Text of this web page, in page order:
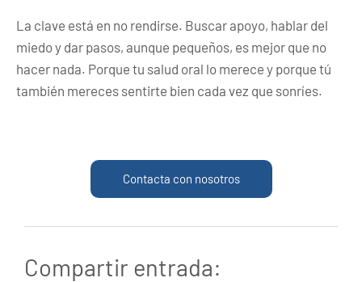
La clave está en no rendirse. Buscar apoyo, hablar del
miedo y dar pasos, aunque pequeños, es mejor que no
hacer nada. Porque tu salud oral lo merece y porque tú
también mereces sentirte bien cada vez que sonríes.
Contacta con nosotros
Compartir entrada: